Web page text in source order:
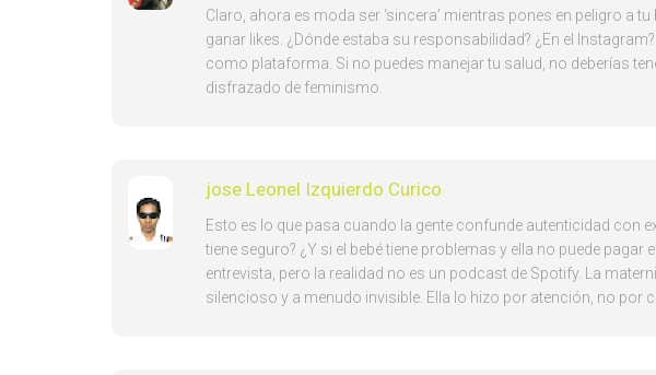
Claro, ahora es moda ser ‘sincera’ mientras pones en peligro a
ganar likes. ¿Dónde estaba su responsabilidad? ¿En el
como plataforma. Si no puedes manejar tu salud, no deberías
disfrazado de feminismo.
jose Leonel Izquierdo Curico
Esto es lo que pasa cuando la gente confunde autenticidad con
tiene seguro? ¿Y si el bebé tiene problemas y ella no puede
entrevista, pero la realidad no es un podcast de Spotify. La
silencioso y a menudo invisible. Ella lo hizo por atención, no por